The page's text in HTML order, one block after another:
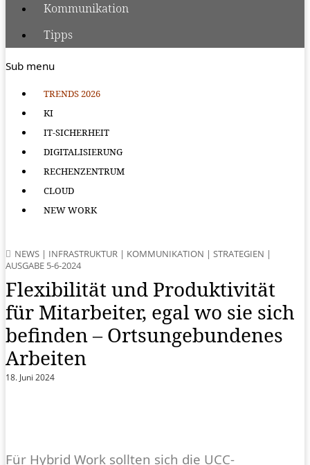
Kommunikation
Tipps
Sub menu
TRENDS 2026
KI
IT-SICHERHEIT
DIGITALISIERUNG
RECHENZENTRUM
CLOUD
NEW WORK
NEWS | INFRASTRUKTUR | KOMMUNIKATION | STRATEGIEN |
AUSGABE 5-6-2024
Flexibilität und Produktivität
für Mitarbeiter, egal wo sie sich
befinden – Ortsungebundenes
Arbeiten
18. Juni 2024
Für Hybrid Work sollten sich die UCC-